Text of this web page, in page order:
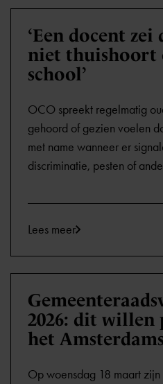
‘Een docent
niet thuishoort
school’
OCO spreekt regelmatig
gehoord of gezien voelen
met name wanneer er
discriminatie, pesten of
Lees meer
2026: dit
het
Op woensdag 18 maart